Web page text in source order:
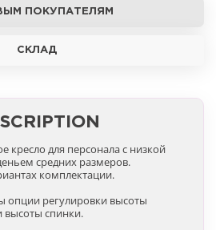
ПОКУПАТЕЛЯМ
СКЛАД
кресло для персонала с низкой
средних размеров.
комплектации.
опции регулировки высоты
высоты спинки.